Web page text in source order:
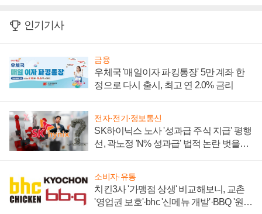
인기기사
금융
우체국 '매일이자 파킹통장' 5만 계좌 한
정으로 다시 출시, 최고 연 2.0% 금리
전자·전기·정보통신
SK하이닉스 노사 '성과급 주식 지급' 평행
선, 곽노정 'N% 성과급' 법적 논란 벗을지
소비자·유통
치킨3사 '가맹점 상생' 비교해보니, 교촌
'영업권 보호'·bhc '신메뉴 개발'·BBQ '원가